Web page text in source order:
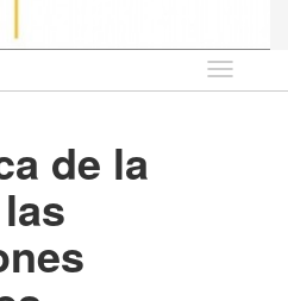
Idioma
de la